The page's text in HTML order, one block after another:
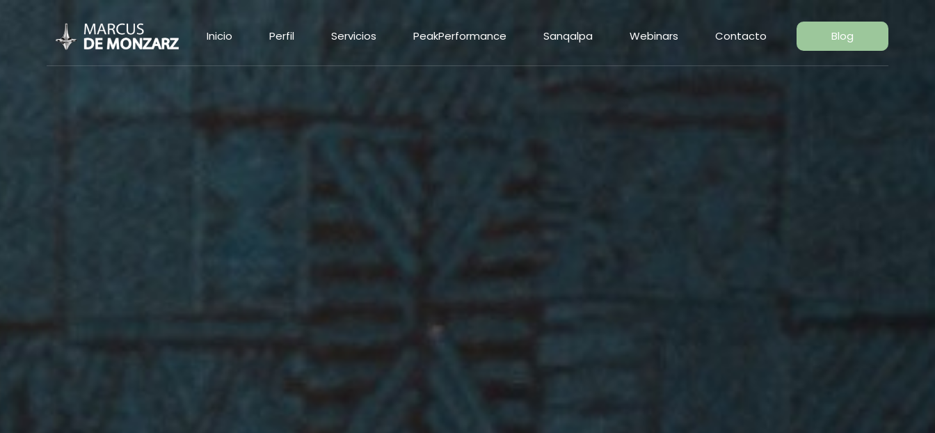
Inicio Perfil Servicios PeakPerformance Sanqalpa Webinars Contacto Blog